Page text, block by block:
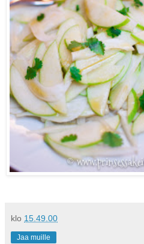
klo 15.49.00
Jaa muille